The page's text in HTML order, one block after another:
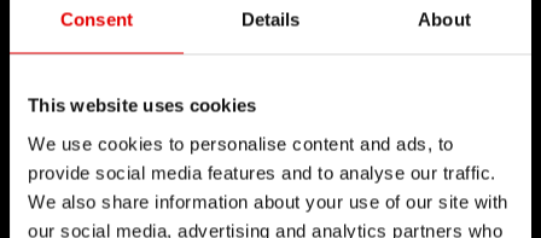
Consent Details About
This website uses cookies
We use cookies to personalise content and ads, to
provide social media features and to analyse our traffic.
We also share information about your use of our site with
our social media, advertising and analytics partners who
結構。